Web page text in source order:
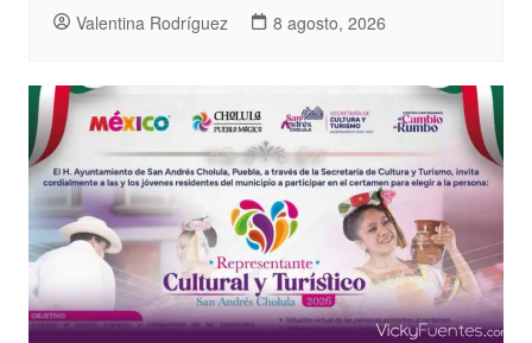
Valentina Rodríguez 8 agosto, 2026